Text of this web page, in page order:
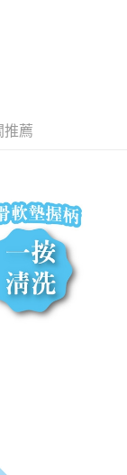
AFTEE先享後付」
。
可透過四大超商／
成。
取消訂單，請聯絡
需透過AFTEE先享
示為準，若有關於
「AFTEE先享後付
home
付」服務完成之交
關給付款項請求債
推薦